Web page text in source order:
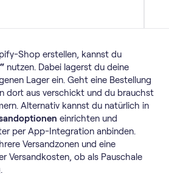
Shop erstellen, kannst du
nutzen. Dabei lagerst du deine
Lager ein. Geht eine Bestellung
dort aus verschickt und du brauchst
Alternativ kannst du natürlich in
einrichten und
per App-Integration anbinden.
Versandzonen und eine
Versandkosten, ob als Pauschale